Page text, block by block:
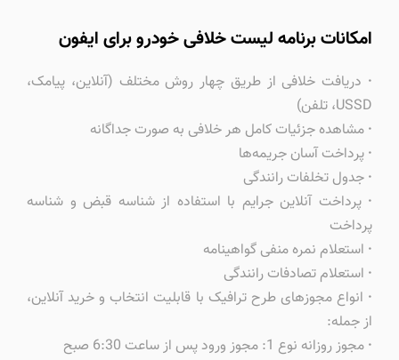
امکانات برنامه لیست خلافی خودرو برای ایفون
· دریافت خلافی از طریق چهار روش مختلف (آنلاین، پیامک،
USSD، تلفن)
· مشاهده جزئیات کامل هر خلافی به صورت جداگانه
· پرداخت آسان جریمه‌ها
· جدول تخلفات رانندگی
·پرداخت آنلاین جرایم با استفاده از شناسه قبض و شناسه
پرداخت
· استعلام نمره منفی گواهینامه
· استعلام تصادفات رانندگی
· انواع مجوزهای طرح ترافیک با قابلیت انتخاب و خرید آنلاین،
از جمله:
· مجوز روزانه نوع 1: مجوز ورود پس از ساعت 6:30 صبح